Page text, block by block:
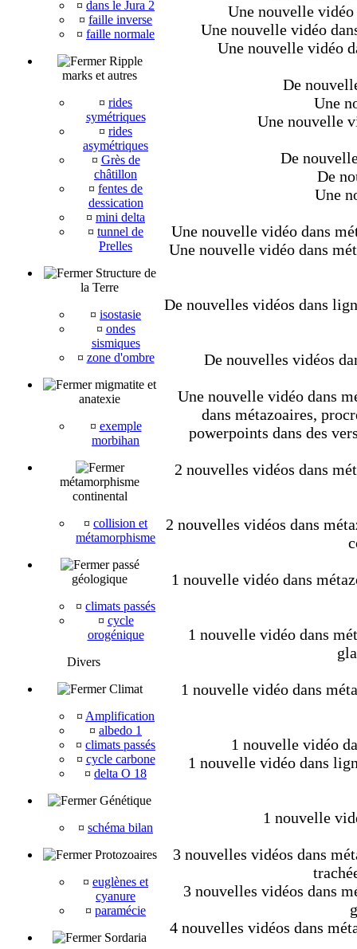
¤ dans le Jura 2
¤ faille inverse
¤ faille normale
Ripple
marks et autres
¤ rides
symétriques
¤ rides
asymétriques
¤ Grès de
châtillon
¤ fentes de
dessication
¤ mini delta
¤ tunnel de
Prelles
Structure de
la Terre
¤ isostasie
¤ ondes
sismiques
¤ zone d'ombre
migmatite et
anatexie
¤ exemple
morbihan
métamorphisme
continental
¤ collision et
métamorphisme
passé
géologique
¤ climats passés
¤ cycle
orogénique
Divers
Climat
¤ Amplification
¤ albedo 1
¤ climats passés
¤ cycle carbone
¤ delta O 18
Génétique
¤ schéma bilan
Protozoaires
¤ euglènes et
cyanure
¤ paramécie
Sordaria
Une nouvelle
Une nouvelle vidéo
Une nouvelle vidéo
De
Une
Une nouvelle
De
De
Une
Une nouvelle vidéo dans
Une nouvelle vidéo dans
De nouvelles vidéos dans
De nouvelles vidéos
Une nouvelle vidéo dans
dans métazoaires,
powerpoints dans des
2 nouvelles vidéos dans
2 nouvelles vidéos dans
1 nouvelle vidéo dans
1 nouvelle vidéo dans
1 nouvelle vidéo dans
1 nouvelle vidéo
1 nouvelle vidéo dans
1 nouvelle
3 nouvelles vidéos dans
3 nouvelles vidéos dans
4 nouvelles vidéos dans